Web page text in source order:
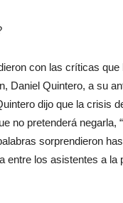
con las críticas que
Daniel Quintero, a su
dijo que la crisis
no pretenderá negarla,
sorprendieron
entre los asistentes a la